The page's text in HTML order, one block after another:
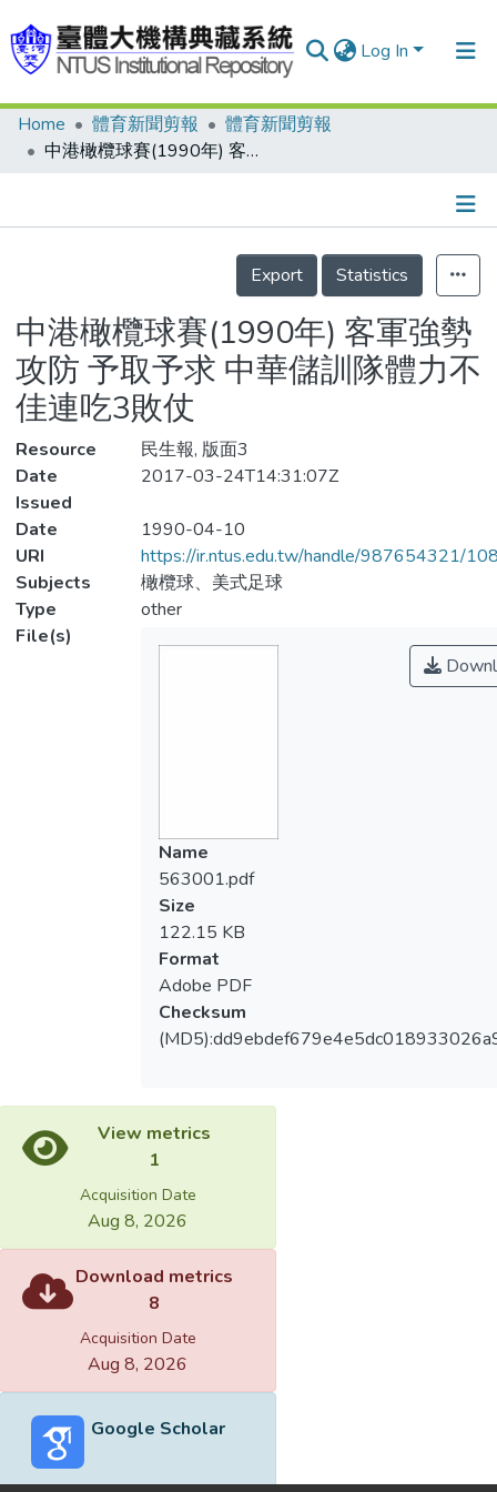
Log In
Communities & Collections
Statistics
Home 體育新聞剪報
體育新聞剪報
中港橄欖球賽(1990年) 客軍強勢攻防 予取予求 中華儲訓隊體力不佳連吃3敗仗
Details
Export
Statistics
中港橄欖球賽(1990年) 客軍強勢
攻防 予取予求 中華儲訓隊體力不
佳連吃3敗仗
Resource
民生報, 版面3
Date
Issued
2017-03-24T14:31:07Z
Date
1990-04-10
URI
https://ir.ntus.edu.tw/handle/987654321/
Subjects
橄欖球、美式足球
Type
other
File(s)
Name
563001.pdf
Size
122.15 KB
Format
Adobe PDF
Checksum
View metrics
1
Acquisition Date
Aug 8, 2026
Download metrics
8
Acquisition Date
Aug 8, 2026
Google Scholar